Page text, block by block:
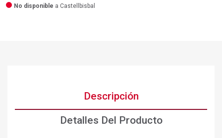
No disponible a Castellbisbal
Descripción
Detalles Del Producto